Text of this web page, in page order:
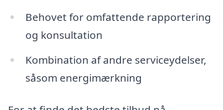
Behovet for omfattende rapportering
og konsultation
Kombination af andre serviceydelser,
såsom energimærkning